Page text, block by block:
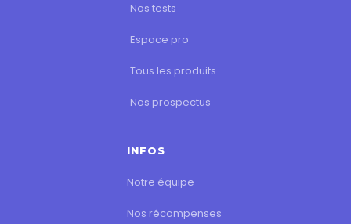
Nos tests
Espace pro
Tous les produits
Nos prospectus
INFOS
Notre équipe
Nos récompenses